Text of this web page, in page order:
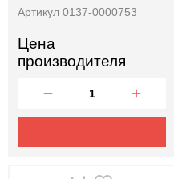
Артикул 0137-0000753
Цена
производителя